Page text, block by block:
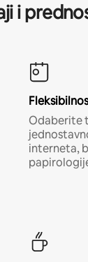
i
Odaberite
interneta,